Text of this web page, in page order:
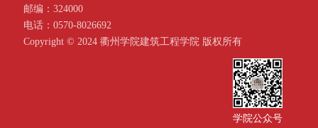
邮编：324000
电话：0570-8026692
Copyright ©️ 2024 衢州学院建筑工程学院 版权所有
学院公众号